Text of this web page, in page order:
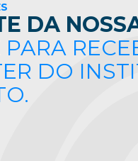
DA
DO